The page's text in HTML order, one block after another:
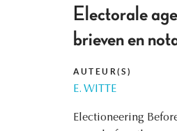
Electorale
brieven en
AUTEUR(S)
E. WITTE
Electioneering